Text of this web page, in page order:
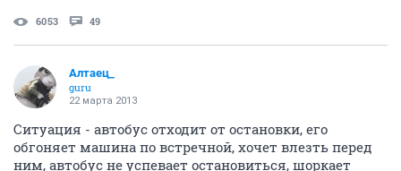
6053 49
Алтаец_
guru
22 марта 2013
Ситуация - автобус отходит от остановки, его
обгоняет машина по встречной, хочет влезть перед
ним, автобус не успевает остановиться, шоркает